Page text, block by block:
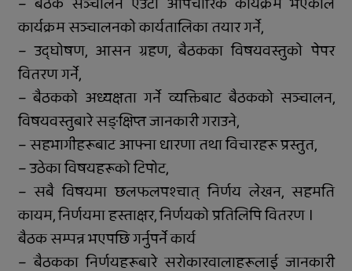
कार्यक्रम सञ्चालनको कार्यतालिका तयार गर्ने,
– उद्घोषण, आसन ग्रहण, बैठकका विषयवस्तुको पेपर
वितरण गर्ने,
– बैठकको अध्यक्षता गर्ने व्यक्तिबाट बैठकको सञ्चालन,
विषयवस्तुबारे सङ्क्षिप्त जानकारी गराउने,
– सहभागीहरूबाट आफ्ना धारणा तथा विचारहरू प्रस्तुत,
– उठेका विषयहरूको टिपोट,
– सबै विषयमा छलफलपश्चात् निर्णय लेखन, सहमति
कायम, निर्णयमा हस्ताक्षर, निर्णयको प्रतिलिपि वितरण ।
बैठक सम्पन्न भएपछि गर्नुपर्ने कार्य
– बैठकका निर्णयहरूबारे सरोकारवालाहरूलाई जानकारी